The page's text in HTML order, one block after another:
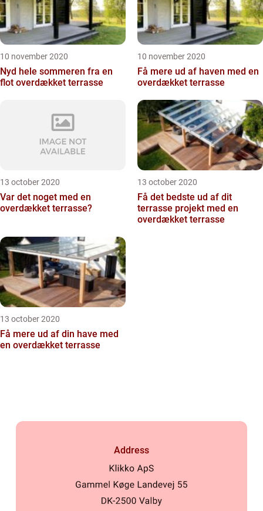
10 november 2020
Nyd hele sommeren fra en
flot overdækket terrasse
10 november 2020
Få mere ud af haven med en
overdækket terrasse
13 october 2020
Var det noget med en
overdækket terrasse?
13 october 2020
Få det bedste ud af dit
terrasse projekt med en
overdækket terrasse
13 october 2020
Få mere ud af din have med
en overdækket terrasse
Address